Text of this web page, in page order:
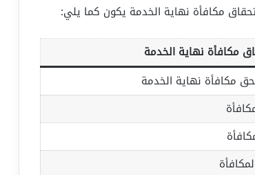
مكافأة نهاية الخدمة
مكافأة نهاية الخدمة